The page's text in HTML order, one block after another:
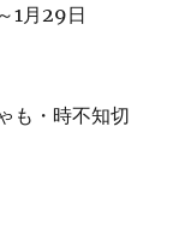
1月29日
も・時不知切